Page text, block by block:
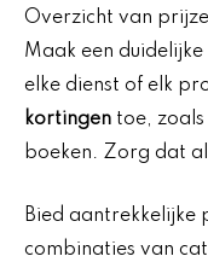
Overzicht van
Maak een duidelijke
elke dienst of elk
kortingen toe,
boeken. Zorg dat
Bied aantrekkelijke
combinaties van